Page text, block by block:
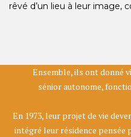
rêvé d’un lieu à leur image,
Ensemble, ils ont donné
sénior autonome,
En 1973, leur projet de vie
intégré leur résidence pensée